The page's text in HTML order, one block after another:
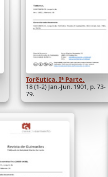
Torêutica. Iª Parte.
18 (1-2) Jan.-Jun. 1901, p. 73-
79.